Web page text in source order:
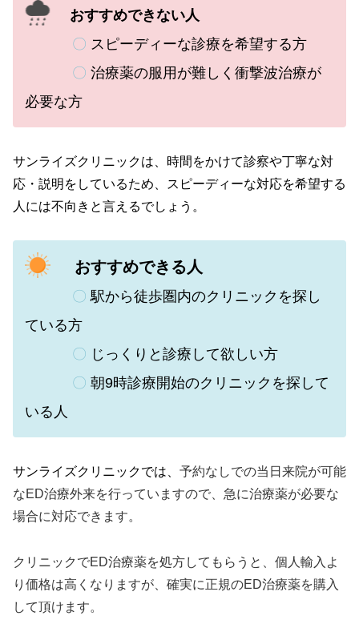
おすすめできない人
〇 スピーディーな診療を希望する方
〇 治療薬の服用が難しく衝撃波治療が
必要な方
サンライズクリニックは、 時間をかけて診察や丁寧な対
応・説明をしているため、スピーディーな対応を希望する
人には不向きと言えるでしょう。
おすすめできる人
〇駅から徒歩圏内のクリニックを探し
ている方
〇 じっくりと診療して欲しい方
〇 朝9時診療開始のクリニックを探して
いる人
サンライズクリニックでは、 予約なしでの当日来院が可能
なED治療外来を行っていますので、急に治療薬が必要な
場合に対応できます。
クリニックでED治療薬を処方してもらうと、個人輸入よ
り価格は高くなりますが、確実に正規のED治療薬を購入
して頂けます。